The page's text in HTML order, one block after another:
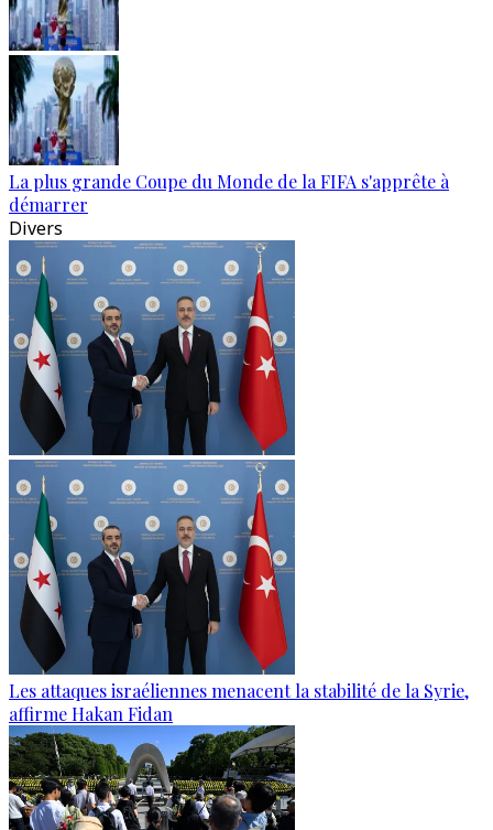
La plus grande Coupe du Monde de la FIFA s'apprête à
démarrer
Divers
Les attaques israéliennes menacent la stabilité de la Syrie,
affirme Hakan Fidan